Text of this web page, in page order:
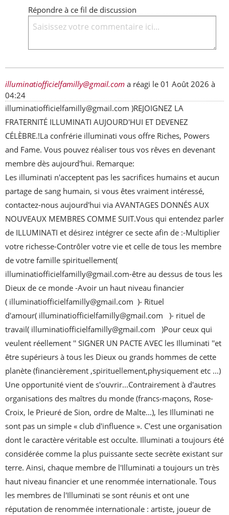
Répondre à ce fil de discussion
illuminatiofficielfamilly@gmail.com a réagi le 01 Août 2026 à
04:24
illuminatiofficielfamilly@gmail.com )REJOIGNEZ LA
FRATERNITÉ ILLUMINATI AUJOURD'HUI ET DEVENEZ
CÉLÈBRE.!La confrérie illuminati vous offre Riches, Powers
and Fame. Vous pouvez réaliser tous vos rêves en devenant
membre dès aujourd'hui. Remarque:
Les illuminati n'acceptent pas les sacrifices humains et aucun
partage de sang humain, si vous êtes vraiment intéressé,
contactez-nous aujourd'hui via AVANTAGES DONNÉS AUX
NOUVEAUX MEMBRES COMME SUIT.Vous qui entendez parler
de ILLUMINATI et désirez intégrer ce secte afin de :-Multiplier
votre richesse-Contrôler votre vie et celle de tous les membre
de votre famille spirituellement(
illuminatiofficielfamilly@gmail.com-être au dessus de tous les
Dieux de ce monde -Avoir un haut niveau financier
( illuminatiofficielfamilly@gmail.com  )- Rituel
d'amour( illuminatiofficielfamilly@gmail.com   )- rituel de
travail( illuminatiofficielfamilly@gmail.com   )Pour ceux qui
veulent réellement '' SIGNER UN PACTE AVEC les Illuminati ''et
être supérieurs à tous les Dieux ou grands hommes de cette
planète (financièrement ,spirituellement,physiquement etc ...)
Une opportunité vient de s'ouvrir...Contrairement à d'autres
organisations des maîtres du monde (francs-maçons, Rose-
Croix, le Prieuré de Sion, ordre de Malte...), les Illuminati ne
sont pas un simple « club d'influence ». C'est une organisation
dont le caractère véritable est occulte. Illuminati a toujours été
considérée comme la plus puissante secte secrète existant sur
terre. Ainsi, chaque membre de l'Illuminati a toujours un très
haut niveau financier et une renommée internationale. Tous
les membres de l'Illuminati se sont réunis et ont une
réputation de renommée internationale : artiste, joueur de